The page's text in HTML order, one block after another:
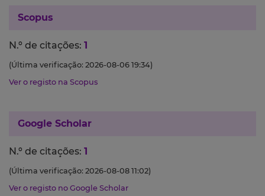
Scopus
N.º de citações: 1
(Última verificação: 2026-08-06 19:34)
Ver o registo na Scopus
Google Scholar
N.º de citações: 1
(Última verificação: 2026-08-08 11:02)
Ver o registo no Google Scholar